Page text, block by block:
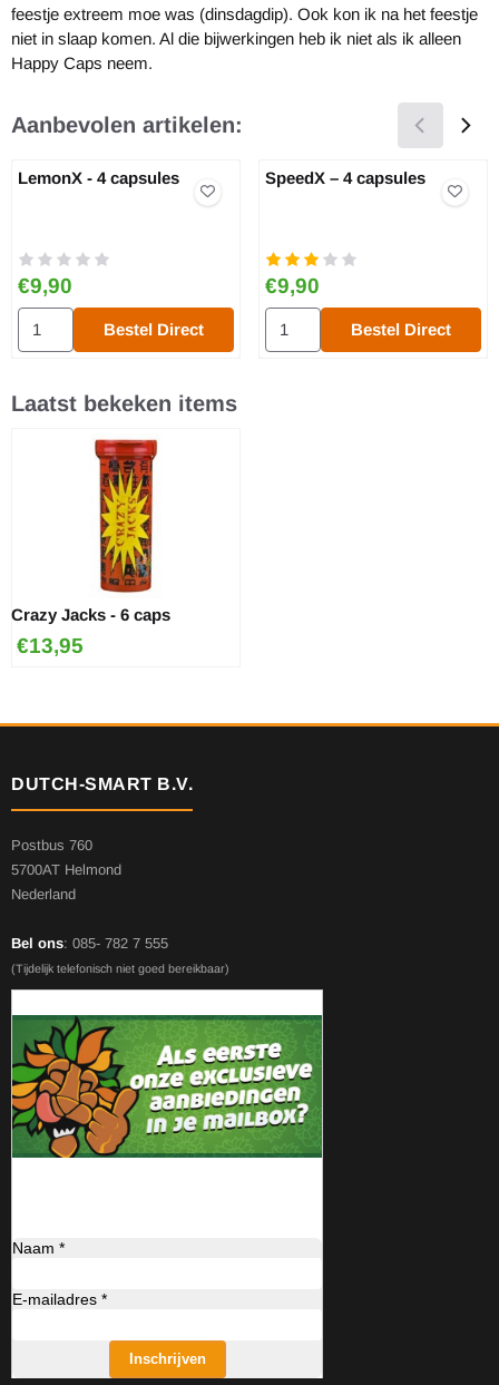
feestje extreem moe was (dinsdagdip). Ook kon ik na het feestje
niet in slaap komen. Al die bijwerkingen heb ik niet als ik alleen
Happy Caps neem.
Aanbevolen artikelen:
LemonX - 4 capsules
Prijs: 9,90
€9,90
Aantal kiezen voor LemonX - 4 capsules
Bestel Direct
SpeedX – 4 capsules
Prijs: 9,90
€9,90
Aantal kiezen voor SpeedX – 4
Bestel Direct
Laatst bekeken items
Crazy Jacks - 6 caps
€13,95
DUTCH-SMART B.V.
Postbus 760
5700AT Helmond
Nederland
Bel ons: 085- 782 7 555
(Tijdelijk telefonisch niet goed bereikbaar)
Naam *
E-mailadres *
Inschrijven